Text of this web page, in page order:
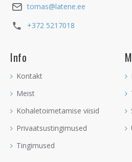
tomas@latene.ee
+372 5217018
Info
Kontakt
Meist
Kohaletoimetamise viisid
Privaatsustingimused
Tingimused